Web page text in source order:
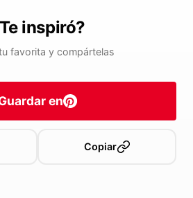
inspiró?
favorita y compártelas
en
Copiar